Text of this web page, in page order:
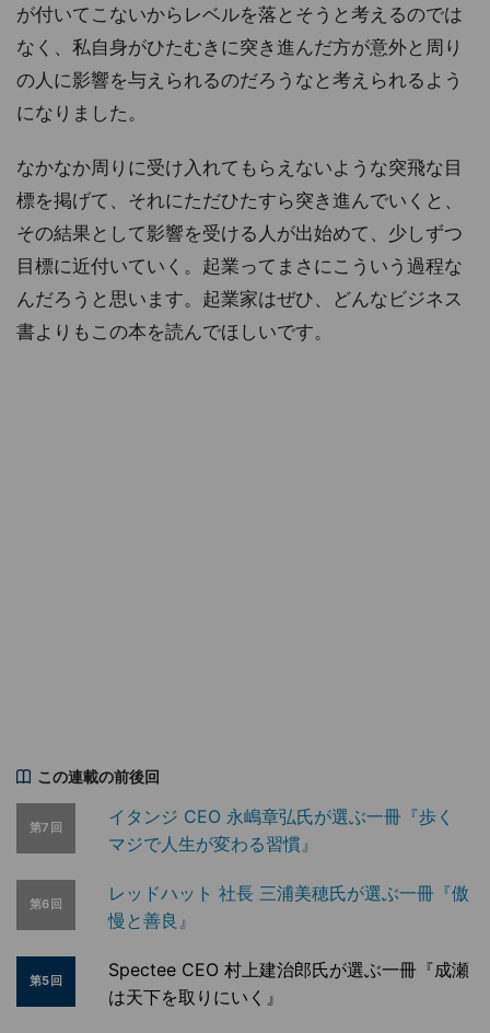
が付いてこないからレベルを落とそうと考えるのでは
なく、私自身がひたむきに突き進んだ方が意外と周り
の人に影響を与えられるのだろうなと考えられるよう
になりました。
なかなか周りに受け入れてもらえないような突飛な目
標を掲げて、それにただひたすら突き進んでいくと、
その結果として影響を受ける人が出始めて、少しずつ
目標に近付いていく。起業ってまさにこういう過程な
んだろうと思います。起業家はぜひ、どんなビジネス
書よりもこの本を読んでほしいです。
この連載の前後回
第7回
イタンジ CEO 永嶋章弘氏が選ぶ一冊『歩く
マジで人生が変わる習慣』
第6回
レッドハット 社長 三浦美穂氏が選ぶ一冊『傲
慢と善良』
第5回
Spectee CEO 村上建治郎氏が選ぶ一冊『成瀬
は天下を取りにいく』